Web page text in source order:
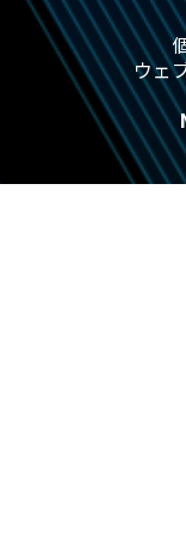
ウェ